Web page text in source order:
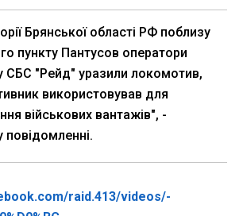
Брянської області РФ поблизу
пункту Пантусов оператори
СБС "Рейд" уразили локомотив,
використовував для
військових вантажів", -
повідомленні.
raid.413/videos/-